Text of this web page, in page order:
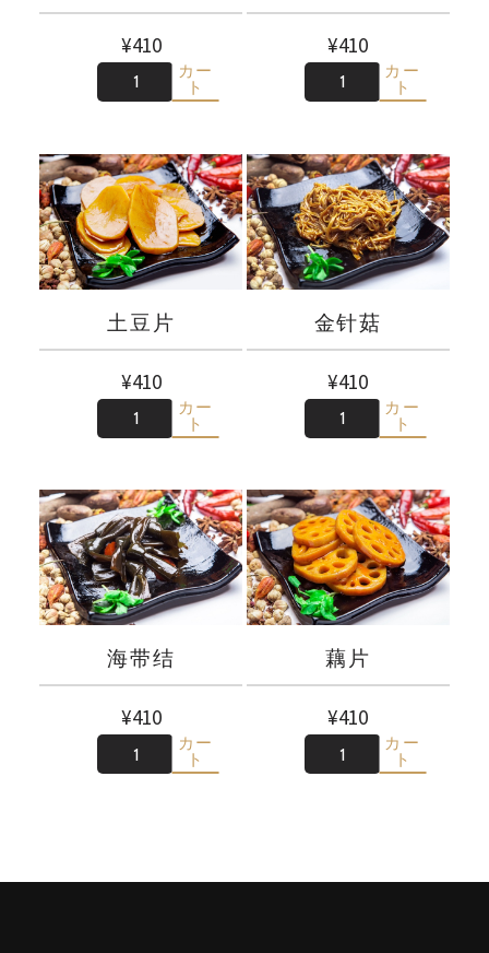
¥410
カー
ト
¥410
カー
ト
土豆片
¥410
カー
ト
金针菇
¥410
カー
ト
海带结
¥410
カー
ト
藕片
¥410
カー
ト